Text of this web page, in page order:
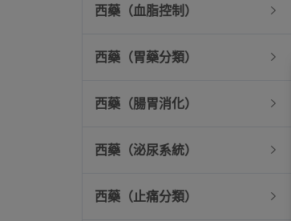
西藥（血脂控制）
西藥（胃藥分類）
西藥（腸胃消化）
西藥（泌尿系統）
西藥（止痛分類）